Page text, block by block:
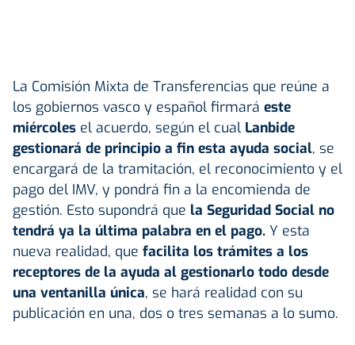
La Comisión Mixta de Transferencias que reúne a
los gobiernos vasco y español firmará este
miércoles el acuerdo, según el cual Lanbide
gestionará de principio a fin esta ayuda social, se
encargará de la tramitación, el reconocimiento y el
pago del IMV, y pondrá fin a la encomienda de
gestión. Esto supondrá que la Seguridad Social no
tendrá ya la última palabra en el pago. Y esta
nueva realidad, que facilita los trámites a los
receptores de la ayuda al gestionarlo todo desde
una ventanilla única, se hará realidad con su
publicación en una, dos o tres semanas a lo sumo.